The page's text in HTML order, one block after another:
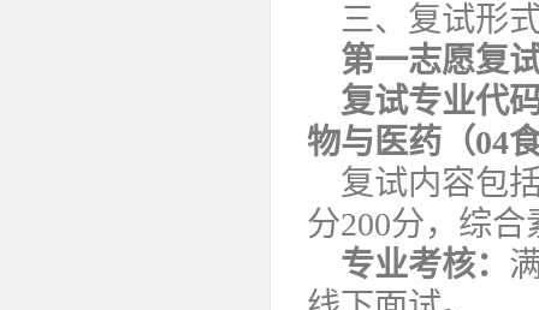
三、复试形
第一志愿复
复试专业代
物与医药（04
复试内容包
分200分，综
专业考核：